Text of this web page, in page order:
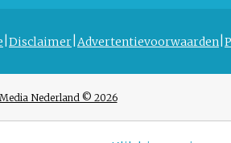
Disclaimer Advertentievoorwaarden
Nederland © 2026